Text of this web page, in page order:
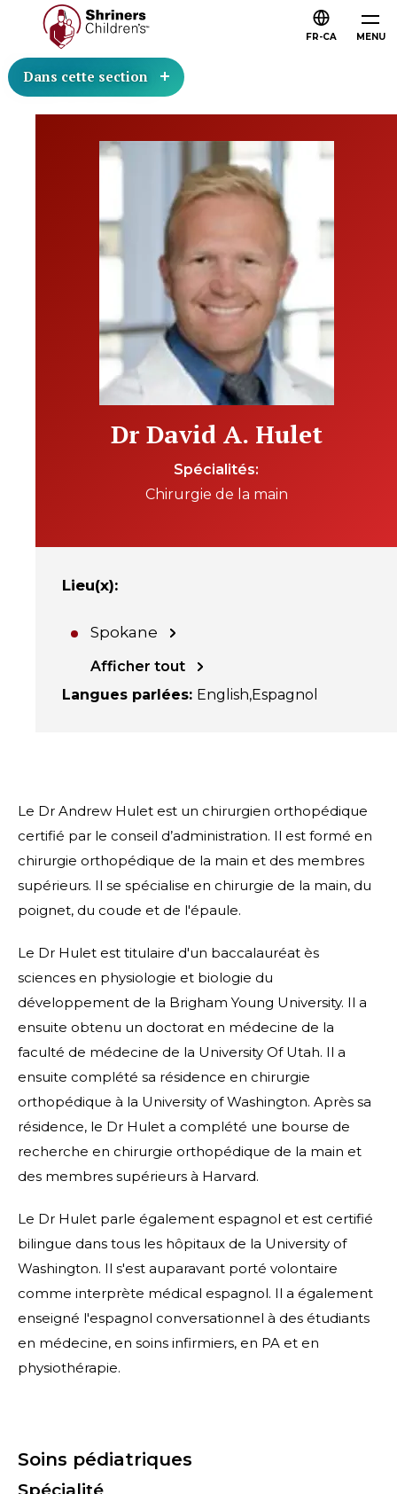
MENU
FR-CA
Dans cette section
Dr David A. Hulet
Spécialités
Chirurgie de la main
Lieu(x):
Spokane
Afficher tout
Langues parlées: English Espagnol
Le Dr Andrew Hulet est un chirurgien orthopédique
certifié par le conseil d’administration. Il est formé en
chirurgie orthopédique de la main et des membres
supérieurs. Il se spécialise en chirurgie de la main, du
poignet, du coude et de l'épaule.
Le Dr Hulet est titulaire d'un baccalauréat ès
sciences en physiologie et biologie du
développement de la Brigham Young University. Il a
ensuite obtenu un doctorat en médecine de la
faculté de médecine de la University Of Utah. Il a
ensuite complété sa résidence en chirurgie
orthopédique à la University of Washington. Après sa
résidence, le Dr Hulet a complété une bourse de
recherche en chirurgie orthopédique de la main et
des membres supérieurs à Harvard.
Le Dr Hulet parle également espagnol et est certifié
bilingue dans tous les hôpitaux de la University of
Washington. Il s'est auparavant porté volontaire
comme interprète médical espagnol. Il a également
enseigné l'espagnol conversationnel à des étudiants
en médecine, en soins infirmiers, en PA et en
physiothérapie.
Soins pédiatriques